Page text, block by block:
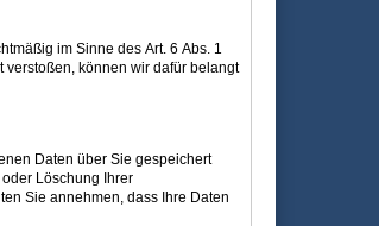
im Sinne des Art. 6 Abs. 1
verstoßen, können wir dafür belangt
Daten über Sie gespeichert
Löschung Ihrer
Sie annehmen, dass Ihre Daten